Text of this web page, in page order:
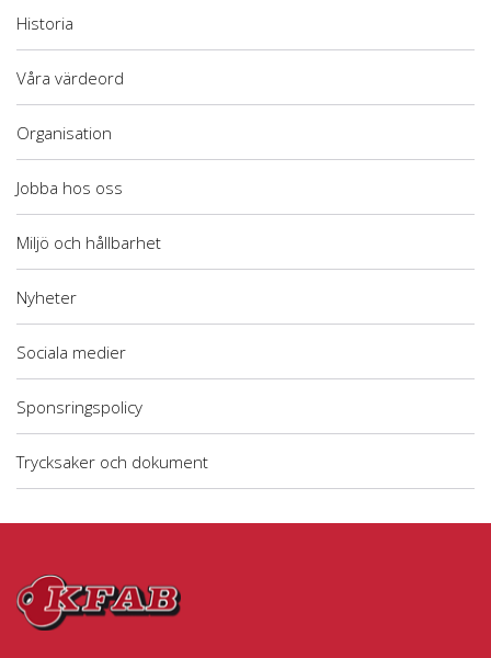
Historia
Våra värdeord
Organisation
Jobba hos oss
Miljö och hållbarhet
Nyheter
Sociala medier
Sponsringspolicy
Trycksaker och dokument